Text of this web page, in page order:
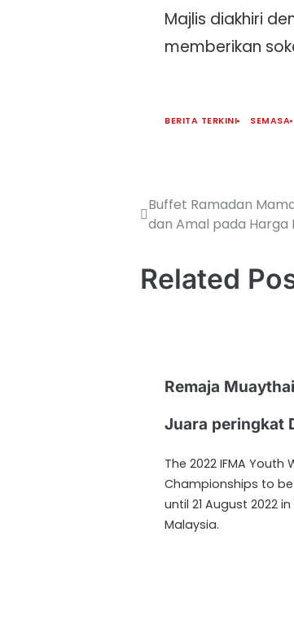
Majlis diakhiri
memberikan
BERITA TERKINI SEMASA
Buffet Ramadan
dan Amal pada Harga
Related
Remaja
Juara peringkat
The 2022 IFMA Youth
Championships to
until 21 August 2022
Malaysia.